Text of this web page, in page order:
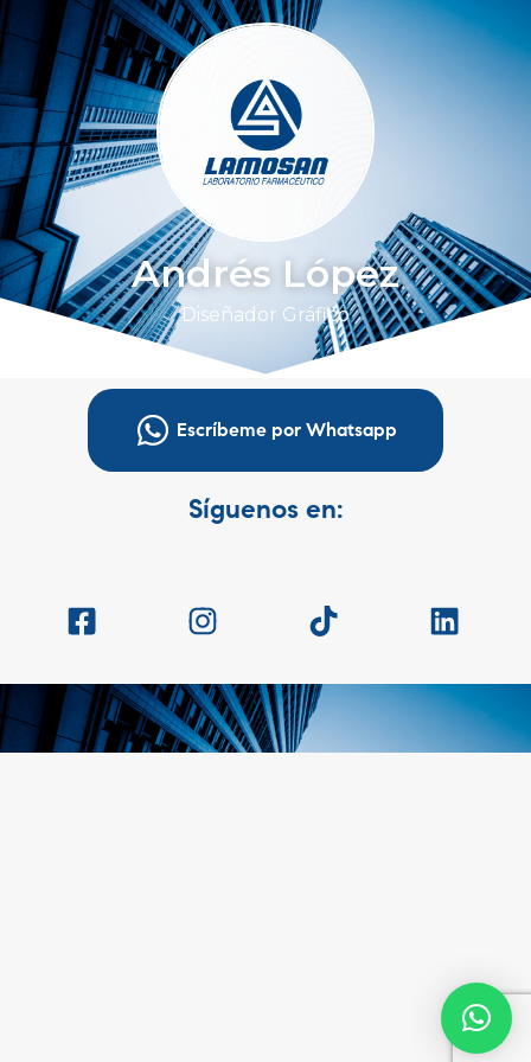
Andrés López
Diseñador Gráfico
Escríbeme por Whatsapp
Síguenos en: